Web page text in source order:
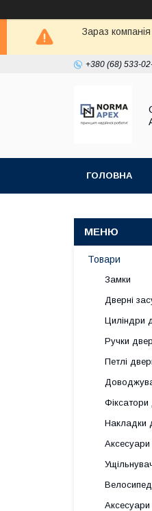
Зараз
+380 (68) 533-
ГОЛОВНА
Товари
Замки
Дверні
Циліндри
Ручки
Петлі
Фіксатори
Накладки
Аксесуари